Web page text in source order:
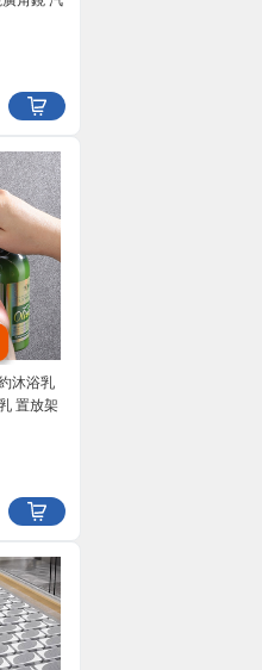
沐浴乳
置放架